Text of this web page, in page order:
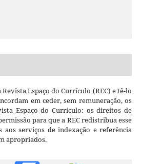
Espaço do Currículo (REC) e tê-lo
em ceder, sem remuneração, os
Espaço do Currículo: os direitos de
para que a REC redistribua esse
aos serviços de indexação e referência
apropriados.